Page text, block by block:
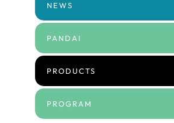
NEWS
PANDAI
PRODUCTS
PROGRAM